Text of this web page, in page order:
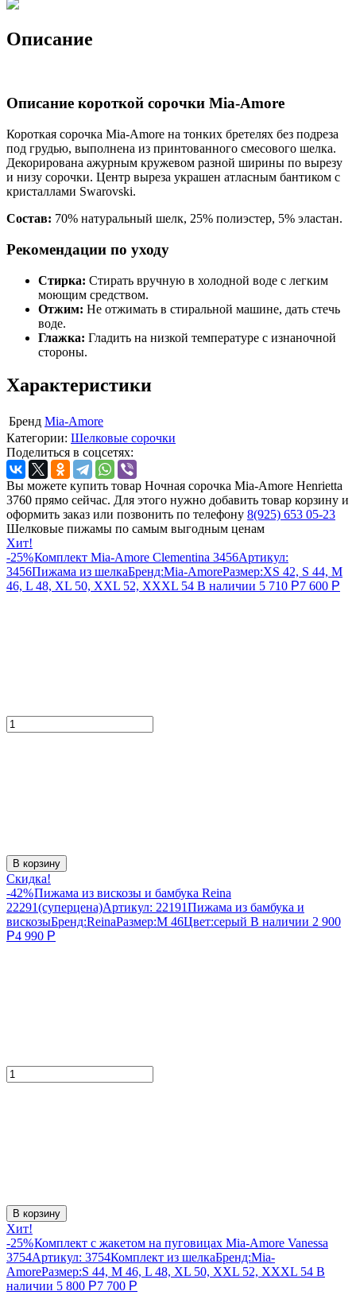
Описание
Описание короткой сорочки Mia-Amore
Короткая сорочка Mia-Amore на тонких бретелях без подреза
под грудью, выполнена из принтованного смесового шелка.
Декорирована ажурным кружевом разной ширины по вырезу
и низу сорочки. Центр выреза украшен атласным бантиком с
кристаллами Swarovski.
Состав: 70% натуральный шелк, 25% полиэстер, 5% эластан.
Рекомендации по уходу
Стирка: Стирать вручную в холодной воде с легким
моющим средством.
Отжим: Не отжимать в стиральной машине, дать стечь
воде.
Глажка: Гладить на низкой температуре с изнаночной
стороны.
Характеристики
Бренд Mia-Amore
Категории: Шелковые сорочки
Поделиться в соцсетях:
Вы можете купить товар Ночная сорочка Mia-Amore Henrietta
3760 прямо сейчас. Для этого нужно добавить товар корзину и
оформить заказ или позвонить по телефону 8(925) 653 05-23
Шелковые пижамы по самым выгодным ценам
Хит!
-25%Комплект Mia-Amore Clementina 3456Артикул:
3456Пижама из шелкаБренд:Mia-AmoreРазмер:XS 42, S 44, M
46, L 48, XL 50, XXL 52, XXXL 54 В наличии 5 710 Р7 600 Р
В корзину
Скидка!
-42%Пижама из вискозы и бамбука Reina
22291(суперцена)Артикул: 22191Пижама из бамбука и
вискозыБренд:ReinaРазмер:M 46Цвет:серый В наличии 2 900
Р4 990 Р
В корзину
Хит!
-25%Комплект с жакетом на пуговицах Mia-Amore Vanessa
3754Артикул: 3754Комплект из шелкаБренд:Mia-
AmoreРазмер:S 44, M 46, L 48, XL 50, XXL 52, XXXL 54 В
наличии 5 800 Р7 700 Р